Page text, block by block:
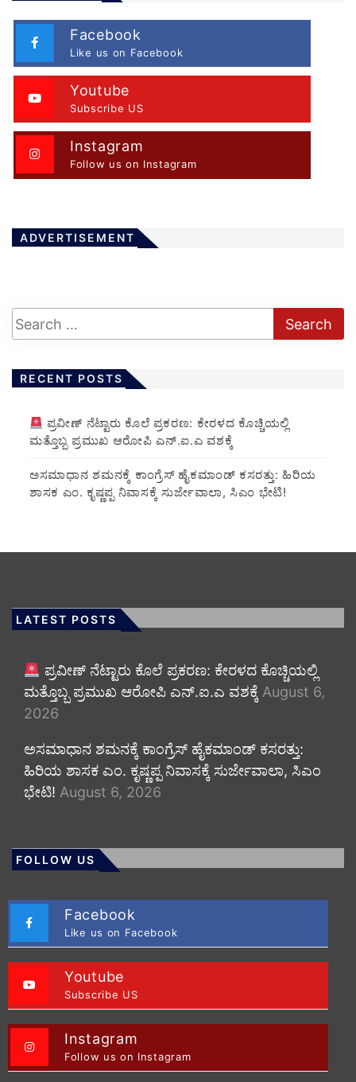
Facebook
Like us on Facebook
Youtube
Subscribe US
Instagram
Follow us on Instagram
ADVERTISEMENT
RECENT POSTS
ಪ್ರವೀಣ್ ನೆಟ್ಟಾರು ಕೊಲೆ ಪ್ರಕರಣ: ಕೇರಳದ ಕೊಚ್ಚಿಯಲ್ಲಿ
ಮತ್ತೊಬ್ಬ ಪ್ರಮುಖ ಆರೋಪಿ ಎನ್.ಐ.ಎ ವಶಕ್ಕೆ
ಅಸಮಾಧಾನ ಶಮನಕ್ಕೆ ಕಾಂಗ್ರೆಸ್ ಹೈಕಮಾಂಡ್ ಕಸರತ್ತು: ಹಿರಿಯ
ಶಾಸಕ ಎಂ. ಕೃಷ್ಣಪ್ಪ ನಿವಾಸಕ್ಕೆ ಸುರ್ಜೇವಾಲಾ, ಸಿಎಂ ಭೇಟಿ!
LATEST POSTS
ಪ್ರವೀಣ್ ನೆಟ್ಟಾರು ಕೊಲೆ ಪ್ರಕರಣ: ಕೇರಳದ ಕೊಚ್ಚಿಯಲ್ಲಿ
ಮತ್ತೊಬ್ಬ ಪ್ರಮುಖ ಆರೋಪಿ ಎನ್.ಐ.ಎ ವಶಕ್ಕೆ August 6,
2026
ಅಸಮಾಧಾನ ಶಮನಕ್ಕೆ ಕಾಂಗ್ರೆಸ್ ಹೈಕಮಾಂಡ್ ಕಸರತ್ತು:
ಹಿರಿಯ ಶಾಸಕ ಎಂ. ಕೃಷ್ಣಪ್ಪ ನಿವಾಸಕ್ಕೆ ಸುರ್ಜೇವಾಲಾ, ಸಿಎಂ
ಭೇಟಿ! August 6, 2026
FOLLOW US
Facebook
Like us on Facebook
Youtube
Subscribe US
Instagram
Follow us on Instagram